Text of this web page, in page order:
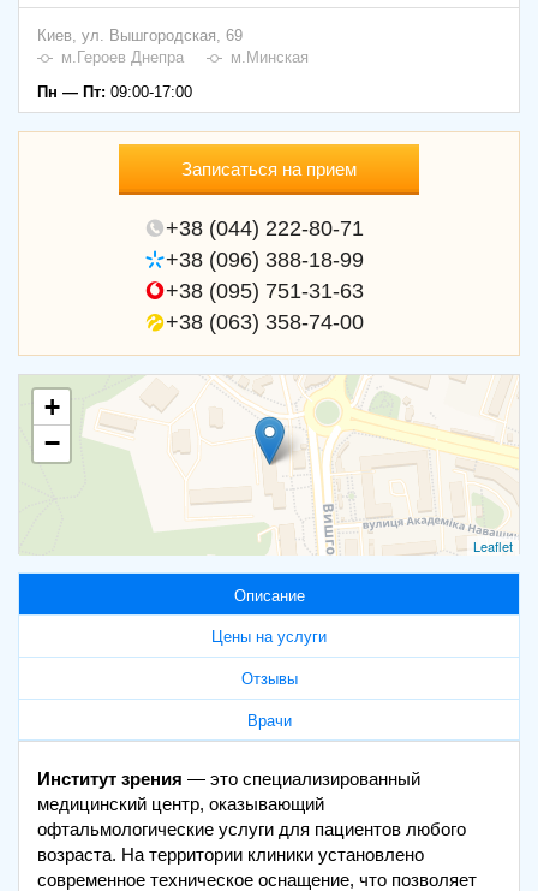
Киев, ул. Вышгородская, 69
м.Героев Днепра
м.Минская
Пн — Пт: 09:00-17:00
Записаться на прием
+38 (044) 222-80-71
+38 (096) 388-18-99
+38 (095) 751-31-63
+38 (063) 358-74-00
+
−
Leaflet
Описание
Цены на услуги
Отзывы
Врачи
Институт зрения — это специализированный
медицинский центр, оказывающий
офтальмологические услуги для пациентов любого
возраста. На территории клиники установлено
современное техническое оснащение, что позволяет